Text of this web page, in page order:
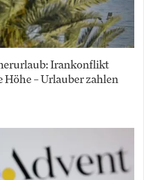
Irankonflikt
– Urlauber zahlen